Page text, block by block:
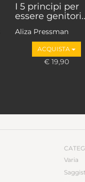
I 5 principi per
essere
Aliza Pressman
ACQUISTA
€ 19,90
Varia